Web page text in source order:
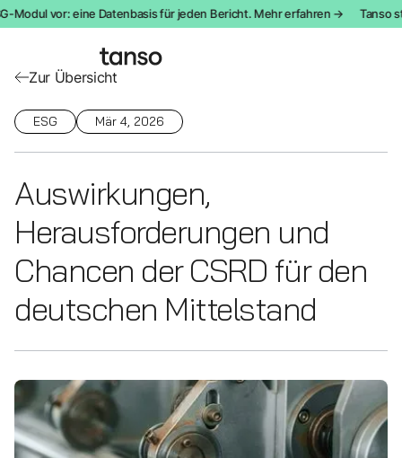
vor: eine Datenbasis für jeden Bericht. Mehr erfahren → Tanso
Zur Übersicht
ESG Mär 4, 2026
Auswirkungen,
Herausforderungen und
Chancen der CSRD für den
deutschen Mittelstand